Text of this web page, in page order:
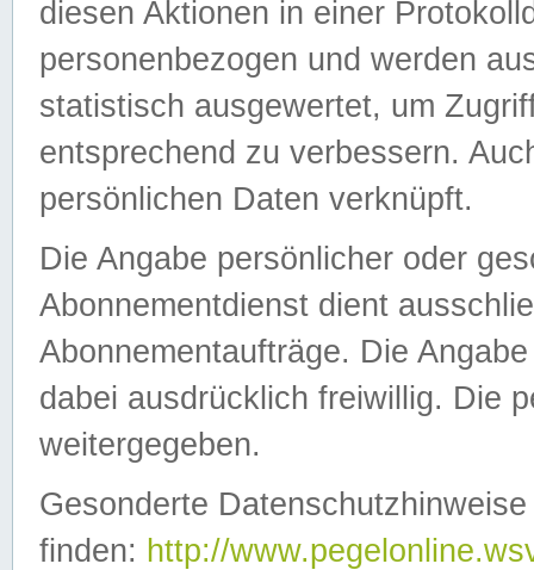
diesen Aktionen in einer
personenbezogen und werden
statistisch ausgewertet, um
entsprechend zu verbessern.
persönlichen Daten verknüpft.
Die Angabe persönlicher oder
Abonnementdienst dient
Abonnementaufträge. Die
dabei ausdrücklich freiwillig. Die
weitergegeben.
Gesonderte
finden: http://